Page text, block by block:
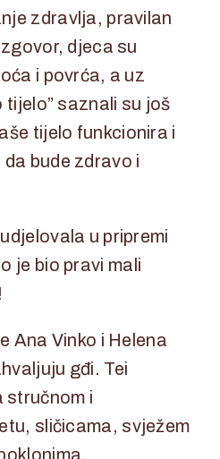
zdravlja, pravilan
djeca su
i povrća, a uz
tijelo” saznali su još
tijelo funkcionira i
bude zdravo i
u pripremi
je bio pravi mali
Ana Vinko i Helena
gđi. Tei
stručnom i
sličicama, svježem